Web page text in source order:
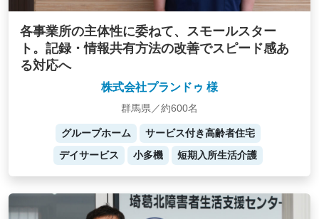
各事業所の主体性に委ねて、スモールスター
ト。記録・情報共有方法の改善でスピード感あ
る対応へ
株式会社プランドゥ 様
群馬県／約600名
グループホーム
サービス付き高齢者住宅
デイサービス
小多機 短期入所生活介護